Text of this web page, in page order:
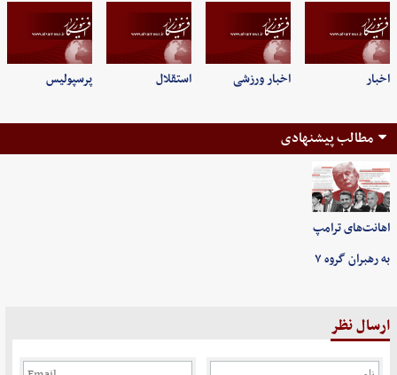
اخبار اخبار ورزشی استقلال پرسپولیس
مطالب پیشنهادی
اهانت‌های ترامپ
به رهبران گروه ۷
ارسال نظر